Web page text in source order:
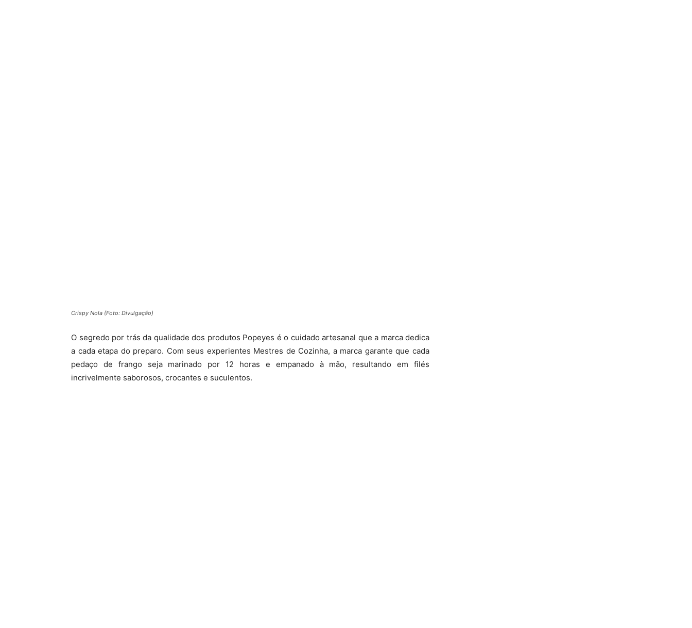
Crispy Nola (Foto: Divulgação)
O segredo por trás da qualidade dos produtos Popeyes é o cuidado artesanal que a marca dedica
a cada etapa do preparo. Com seus experientes Mestres de Cozinha, a marca garante que cada
pedaço de frango seja marinado por 12 horas e empanado à mão, resultando em filés
incrivelmente saborosos, crocantes e suculentos.